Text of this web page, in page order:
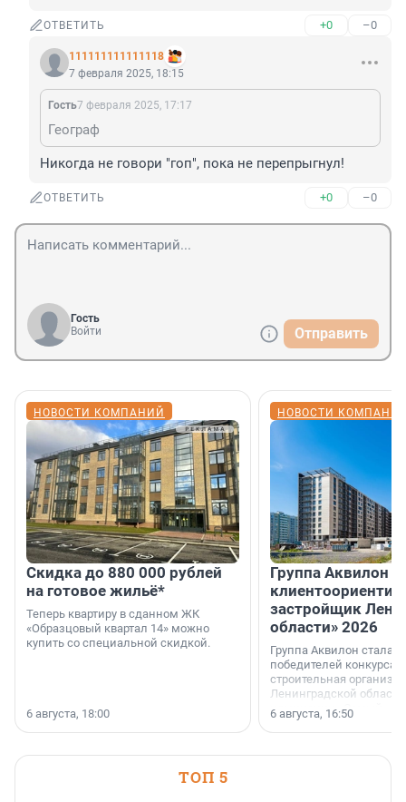
ОТВЕТИТЬ +0 –0
111111111111118
7 февраля 2025, 18:15
Гость7 февраля 2025, 17:17
Географ
Никогда не говори "гоп", пока не перепрыгнул!
ОТВЕТИТЬ +0 –0
Гость
Войти
Отправить
НОВОСТИ КОМПАНИЙ
Скидка до 880 000 рублей
на готовое жильё*
Теперь квартиру в сданном ЖК
«Образцовый квартал 14» можно
купить со специальной скидкой.
6 августа, 18:00
НОВОСТИ
Группа Аквилон
застройщик
области» 2026
Группа Аквилон стала
победителей конкурса
строительная
Ленинградской области
номинации «Самый
застройщик
области».
6 августа, 16:50
ТОП 5